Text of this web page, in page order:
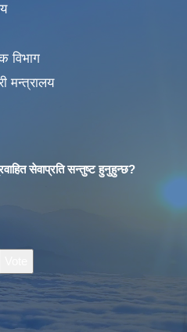
विभाग
मन्त्रालय
सेवाप्रति सन्तुष्ट हुनुहुन्छ?